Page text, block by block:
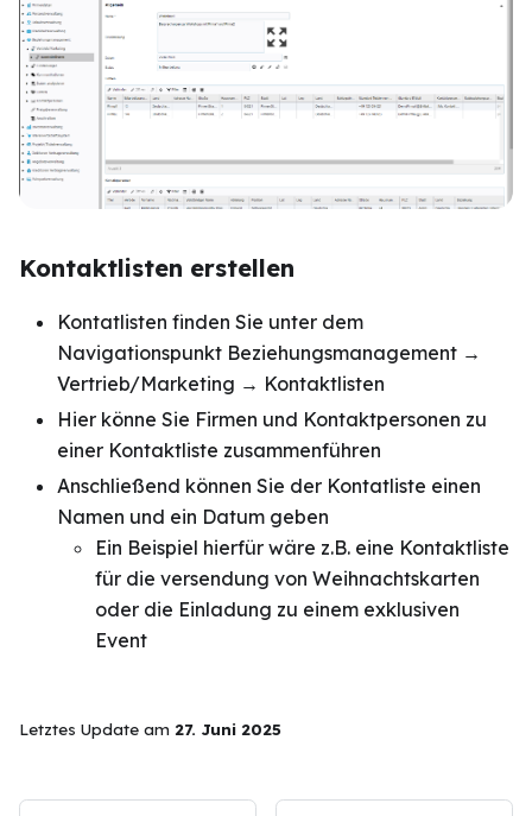
Kontaktlisten erstellen
Kontatlisten finden Sie unter dem
Navigationspunkt Beziehungsmanagement →
Vertrieb/Marketing → Kontaktlisten
Hier könne Sie Firmen und Kontaktpersonen zu
einer Kontaktliste zusammenführen
Anschließend können Sie der Kontatliste einen
Namen und ein Datum geben
Ein Beispiel hierfür wäre z.B. eine Kontaktliste
für die versendung von Weihnachtskarten
oder die Einladung zu einem exklusiven
Event
Letztes Update am 27. Juni 2025